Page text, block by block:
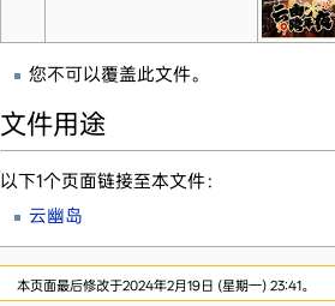
您不可以覆盖此文件。
文件用途
以下1个页面链接至本文件：
云幽岛
本页面最后修改于2024年2月19日 (星期一) 23:41。